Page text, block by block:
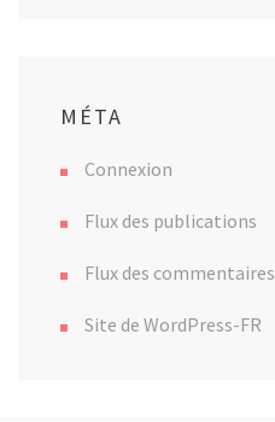
MÉTA
Connexion
Flux des publications
Flux des commentaires
Site de WordPress-FR